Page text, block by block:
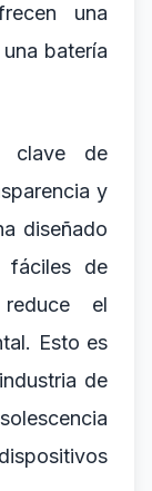
una
batería
clave de
y
diseñado
fáciles de
el
Esto es
de